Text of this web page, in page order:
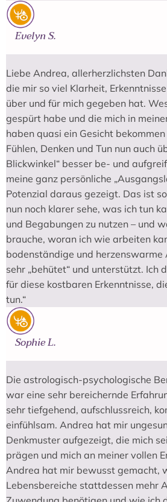
Evelyn S.
Liebe Andrea, allerherzlichsten
die mir so viel Klarheit,
über und für mich gegeben hat.
gespürt habe und die mich in
haben quasi ein Gesicht
Fühlen, Denken und Tun nun auch
Blickwinkel“ besser be- und
meine ganz persönliche
Potenzial daraus gezeigt. Das ist
nun noch klarer sehe, was ich tun
und Begabungen zu nutzen – und
brauche, woran ich wie arbeiten
bodenständige und
sehr „behütet“ und unterstützt. Ich
für diese kostbaren Erkenntnisse,
tun.“
Sophie L.
Die astrologisch-psychologische
war eine sehr bereichernde
sehr tiefgehend, aufschlussreich,
einfühlsam. Andrea hat mir
Denkmuster aufgezeigt, die mich
prägen und mich an meiner vollen
Andrea hat mir bewusst gemacht,
Lebensbereiche stattdessen mehr